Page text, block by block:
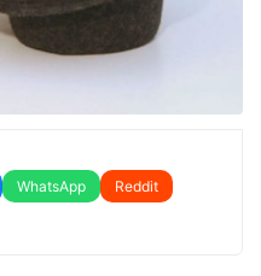
WhatsApp
Reddit